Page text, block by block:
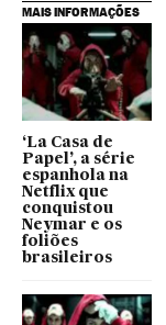
MAIS INFORMAÇÕES
‘La Casa de
Papel’, a série
espanhola na
Netflix que
conquistou
Neymar e os
foliões
brasileiros